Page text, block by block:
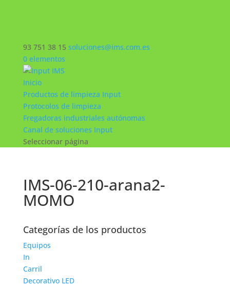
93 751 38 15 soluciones@ims.com.es
0 elementos
Inicio
Productos de limpieza Input
Protocolos de limpieza
Fregadoras industriales autónomas
Canal de soluciones Input
Seleccionar página
IMS-06-210-arana2-
MOMO
Categorías de los productos
Equipos
In
Carril
Decorativo LED